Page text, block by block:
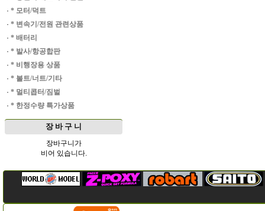
· * 모터/덕트
· * 변속기/전원 관련상품
· * 배터리
· * 발사/항공합판
· * 비행장용 상품
· * 볼트/너트/기타
· * 멀티콥터/짐벌
· * 한정수량 특가상품
장 바 구 니
장바구니가
비어 있습니다.